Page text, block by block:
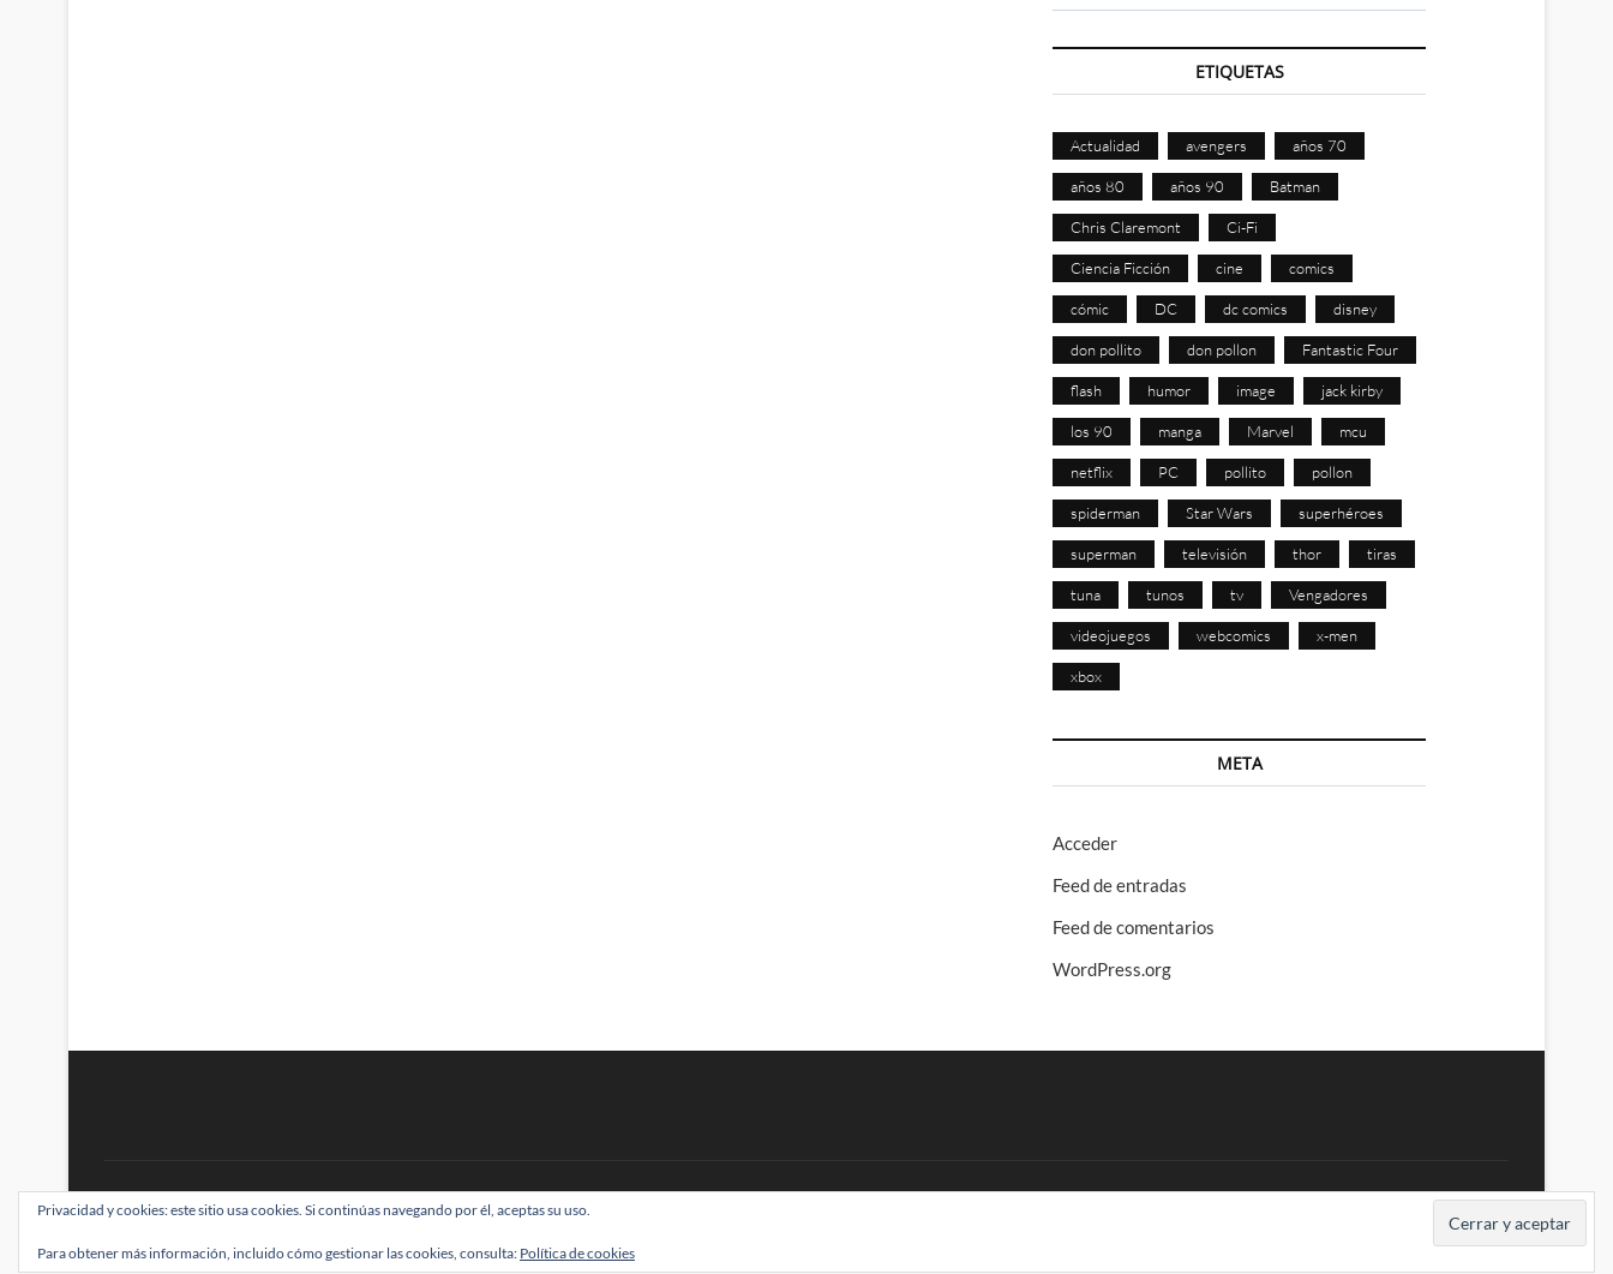
ETIQUETAS
Actualidad avengers años 70
años 80 años 90 Batman
Chris Claremont Ci-Fi
Ciencia Ficción cine comics
cómic DC dc comics disney
don pollito don pollon Fantastic Four
flash humor image jack kirby
los 90 manga Marvel mcu
netflix PC pollito pollon
spiderman Star Wars superhéroes
superman televisión thor tiras
tuna tunos tv Vengadores
videojuegos webcomics x-men
xbox
META
Acceder
Feed de entradas
Feed de comentarios
WordPress.org
BRAINSTOMPING| Diseñado por:Theme Freesia|WordPress| © Todos los derechos reservados
Privacidad y cookies: este sitio usa cookies. Si continúas navegando por él, aceptas su uso.
Para obtener más información, incluido cómo gestionar las cookies, consulta: Política de cookies